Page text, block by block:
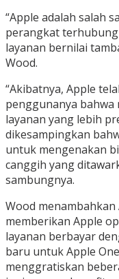
“Apple adalah salah
perangkat
layanan bernilai
Wood.
“Akibatnya, Apple
penggunanya
layanan yang lebih
dikesampingkan
untuk mengenakan
canggih yang
sambungnya.
Wood
memberikan Apple
layanan berbayar
baru untuk Apple
menggratiskan